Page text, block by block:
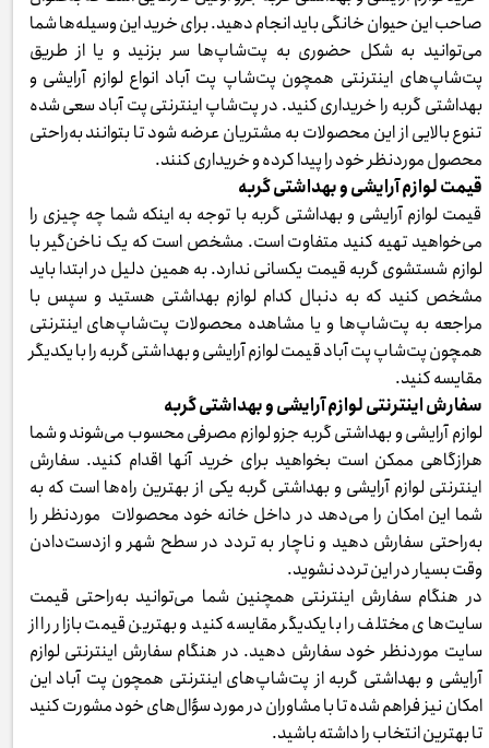
صاحب این حیوان خانگی باید انجام دهید. برای خرید این وسیله‌ها شما
می‌توانید به شکل حضوری به پت‌شاپ‌ها سر بزنید و یا از طریق
پت‌شاپ‌های اینترنتی همچون پت‌شاپ پت آباد انواع لوازم آرایشی و
بهداشتی گربه را خریداری کنید. در پت‌شاپ اینترنتی پت آباد سعی شده
تنوع بالایی از این محصولات به مشتریان عرضه شود تا بتوانند به‌راحتی
محصول موردنظر خود را پیدا کرده و خریداری کنند.
قیمت لوازم آرایشی و بهداشتی گربه
قیمت لوازم آرایشی و بهداشتی گربه با توجه به اینکه شما چه چیزی را
می‌خواهید تهیه کنید متفاوت است. مشخص است که یک ناخن‌گیر با
لوازم شستشوی گربه قیمت یکسانی ندارد. به همین دلیل در ابتدا باید
مشخص کنید که به دنبال کدام لوازم بهداشتی هستید و سپس با
مراجعه به پت‌شاپ‌ها و یا مشاهده محصولات پت‌شاپ‌های اینترنتی
همچون پت‌شاپ پت آباد قیمت لوازم آرایشی و بهداشتی گربه را با یکدیگر
مقایسه کنید.
سفارش اینترنتی لوازم آرایشی و بهداشتی گربه
لوازم آرایشی و بهداشتی گربه جزو لوازم مصرفی محسوب می‌شوند و شما
هرازگاهی ممکن است بخواهید برای خرید آنها اقدام کنید. سفارش
اینترنتی لوازم آرایشی و بهداشتی گربه یکی از بهترین راه‌ها است که به
شما این امکان را می‌دهد در داخل خانه خود محصولات موردنظر را
به‌راحتی سفارش دهید و ناچار به تردد در سطح شهر و ازدست‌دادن
وقت بسیار در این تردد نشوید.
در هنگام سفارش اینترنتی همچنین شما می‌توانید به‌راحتی قیمت
سایت‌های مختلف را با یکدیگر مقایسه کنید و بهترین قیمت بازار را از
سایت موردنظر خود سفارش دهید. در هنگام سفارش اینترنتی لوازم
آرایشی و بهداشتی گربه از پت‌شاپ‌های اینترنتی همچون پت آباد این
امکان نیز فراهم شده تا با مشاوران در مورد سؤال‌های خود مشورت کنید
تا بهترین انتخاب را داشته باشید.